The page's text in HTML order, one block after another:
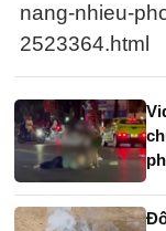
nang-nhieu-
2523364.html